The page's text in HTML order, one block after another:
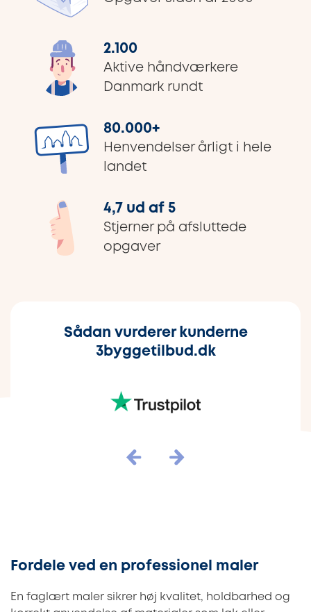
2.100
Aktive håndværkere
Danmark rundt
80.000+
Henvendelser årligt i hele
landet
4,7 ud af 5
Stjerner på afsluttede
opgaver
Sådan vurderer kunderne
3byggetilbud.dk
Fordele ved en professionel maler
En faglært maler sikrer høj kvalitet, holdbarhed og